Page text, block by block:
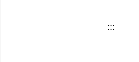
:::